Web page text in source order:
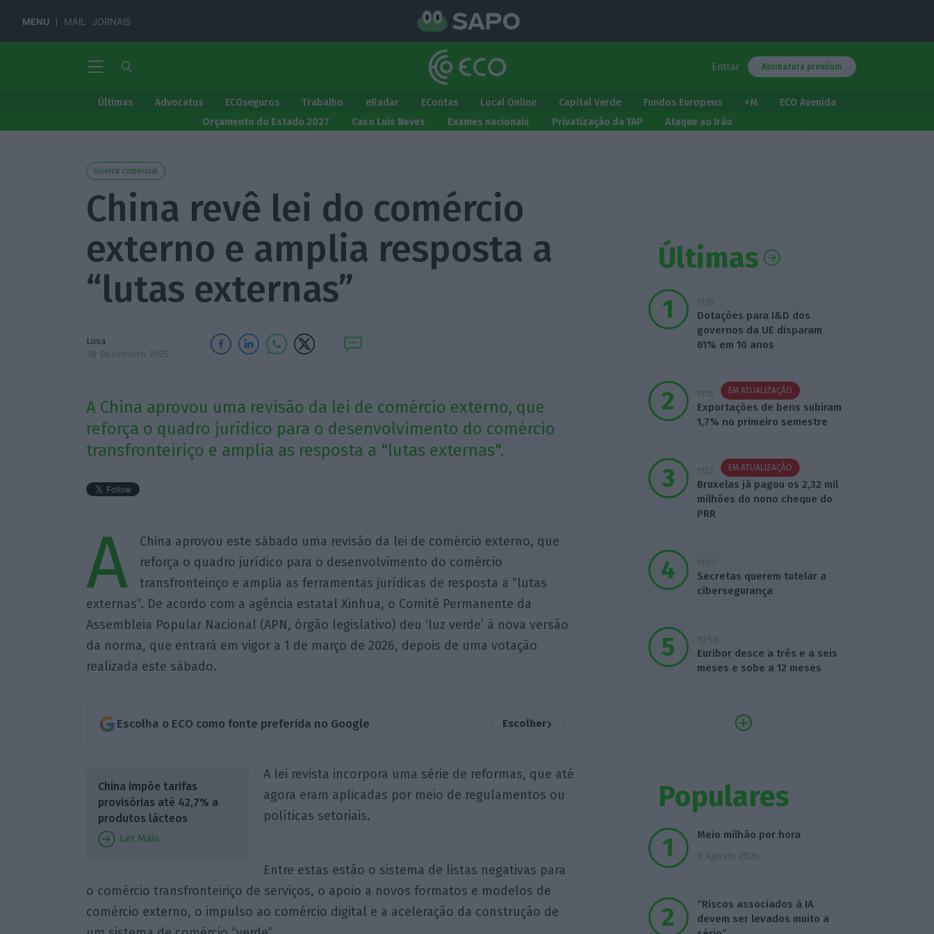
MENU MAIL JORNAIS
Entrar Assinatura premium
Últimas Advocatus ECOseguros Trabalho eRadar EContas Local Online Capital Verde Fundos Europeus +M
ECO Avenida
Orçamento do Estado 2027
Caso Luís Neves Exames nacionais Privatização da TAP Ataque ao Irão
Guerra comercial
China revê lei do comércio
externo e amplia resposta a
“lutas externas”
Lusa
28 Dezembro 2025
A China aprovou uma revisão da lei de comércio externo, que
reforça o quadro jurídico para o desenvolvimento do comércio
transfronteiriço e amplia as resposta a "lutas externas".
A
China aprovou este sábado uma revisão da lei de comércio externo, que
reforça o quadro jurídico para o desenvolvimento do comércio
transfronteiriço e amplia as ferramentas jurídicas de resposta a “lutas
externas”. De acordo com a agência estatal Xinhua, o Comité Permanente da
Assembleia Popular Nacional (APN, órgão legislativo) deu ‘luz verde’ à nova versão
da norma, que entrará em vigor a 1 de março de 2026, depois de uma votação
realizada este sábado.
Escolha o ECO como fonte preferida no Google Escolher›
China impõe tarifas
provisórias até 42,7% a
produtos lácteos
Ler Mais
A lei revista incorpora uma série de reformas, que até
agora eram aplicadas por meio de regulamentos ou
políticas setoriais.
Entre estas estão o sistema de listas negativas para
o comércio transfronteiriço de serviços, o apoio a novos formatos e modelos de
comércio externo, o impulso ao comércio digital e a aceleração da construção de
Últimas
11:19
Dotações para I&D dos
governos da UE disparam
61% em 10 anos
11:15 EM ATUALIZAÇÃO
Exportações de bens subiram
1,7% no primeiro semestre
11:12 EM ATUALIZAÇÃO
Bruxelas já pagou os 2,32 mil
milhões do nono cheque do
PRR
11:07
Secretas querem tutelar a
cibersegurança
10:58
Euribor desce a três e a seis
meses e sobe a 12 meses
Populares
Meio milhão por hora
6 Agosto 2026
“Riscos associados à IA
devem ser levados muito a